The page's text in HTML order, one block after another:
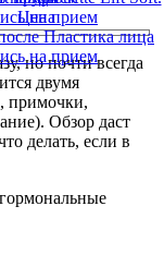
Цена
Пластика лица
на прием
на прием
но почти всегда
двумя
примочки,
Обзор даст
делать, если в